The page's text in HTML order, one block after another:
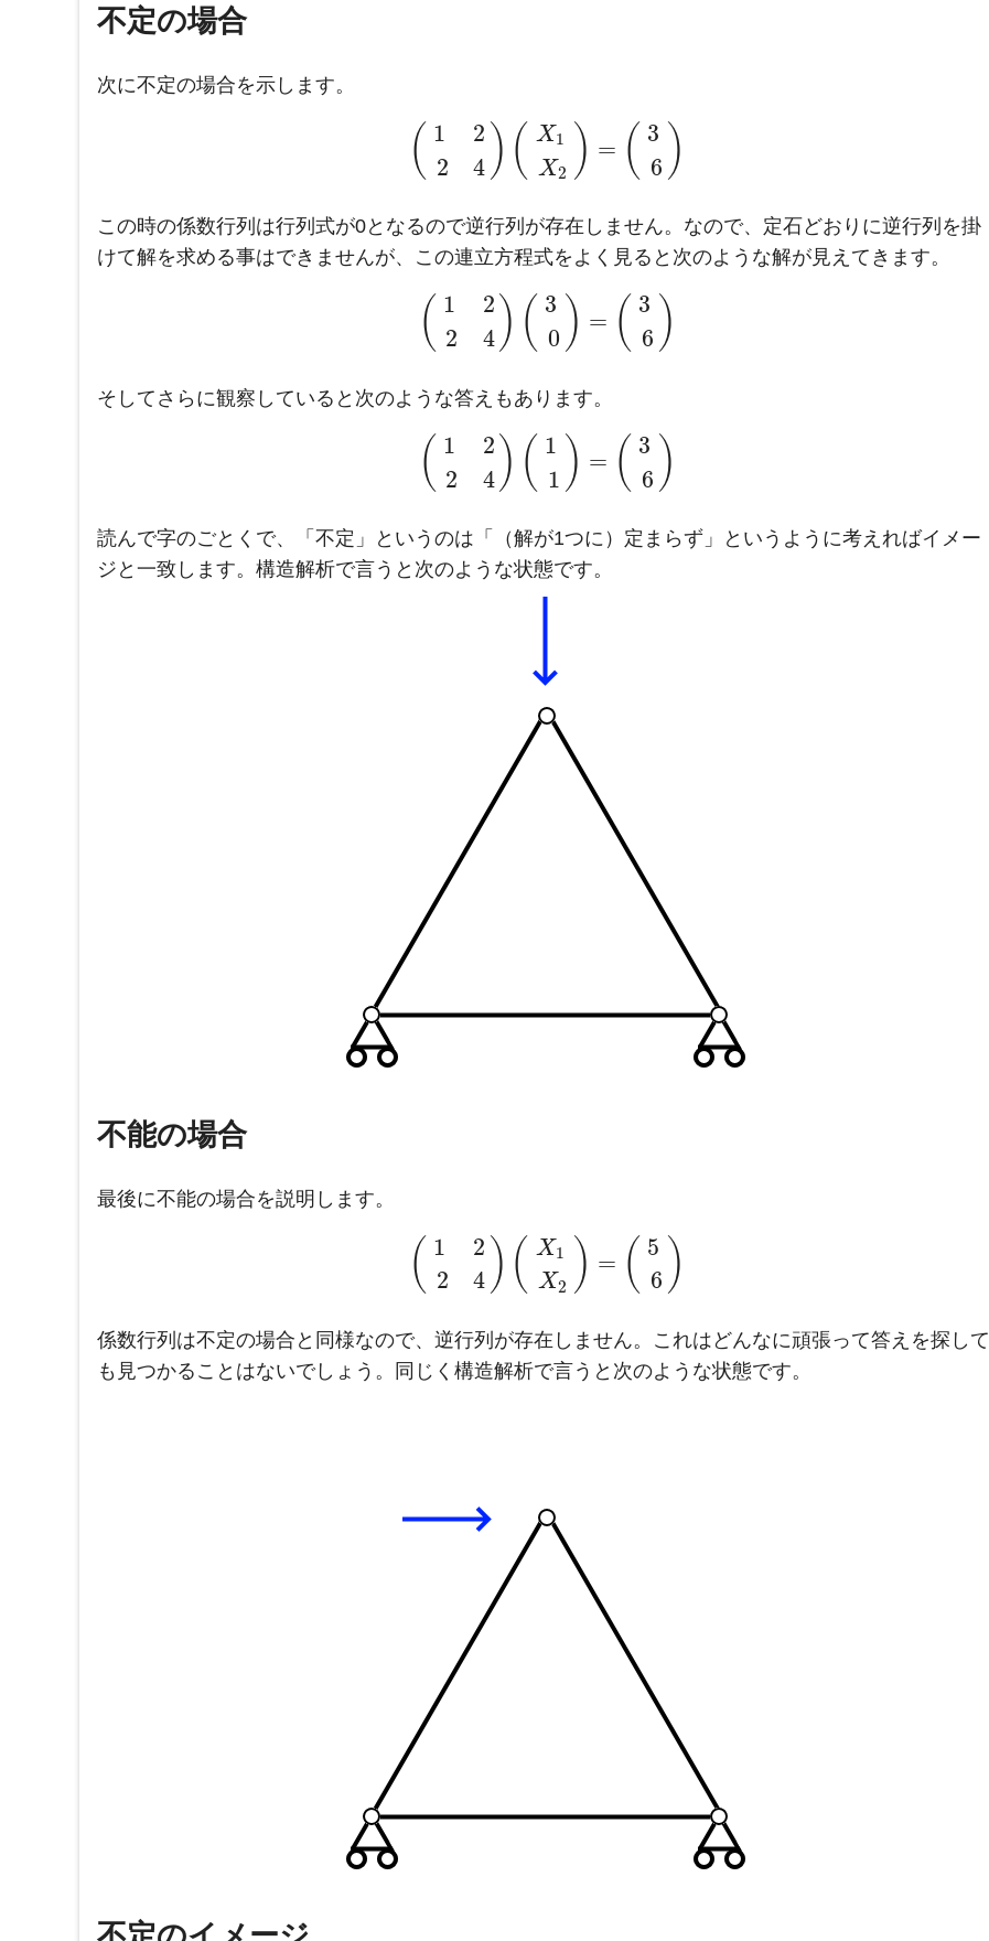
不定の場合
次に不定の場合を示します。
( 1
2
2
4 ) ( X1
X2 ) = ( 3
6 )
この時の係数行列は行列式が0となるので逆行列が存在しません。なので、定石どおりに逆行列を掛
けて解を求める事はできませんが、この連立方程式をよく見ると次のような解が見えてきます。
( 1
2
2
4 ) ( 3
0 ) = ( 3
6 )
そしてさらに観察していると次のような答えもあります。
( 1
2
2
4 ) ( 1
1 ) = ( 3
6 )
読んで字のごとくで、「不定」というのは「（解が1つに）定まらず」というように考えればイメー
ジと一致します。構造解析で言うと次のような状態です。
不能の場合
最後に不能の場合を説明します。
( 1
2
2
4 ) ( X1
X2 ) = ( 5
6 )
係数行列は不定の場合と同様なので、逆行列が存在しません。これはどんなに頑張って答えを探して
も見つかることはないでしょう。同じく構造解析で言うと次のような状態です。